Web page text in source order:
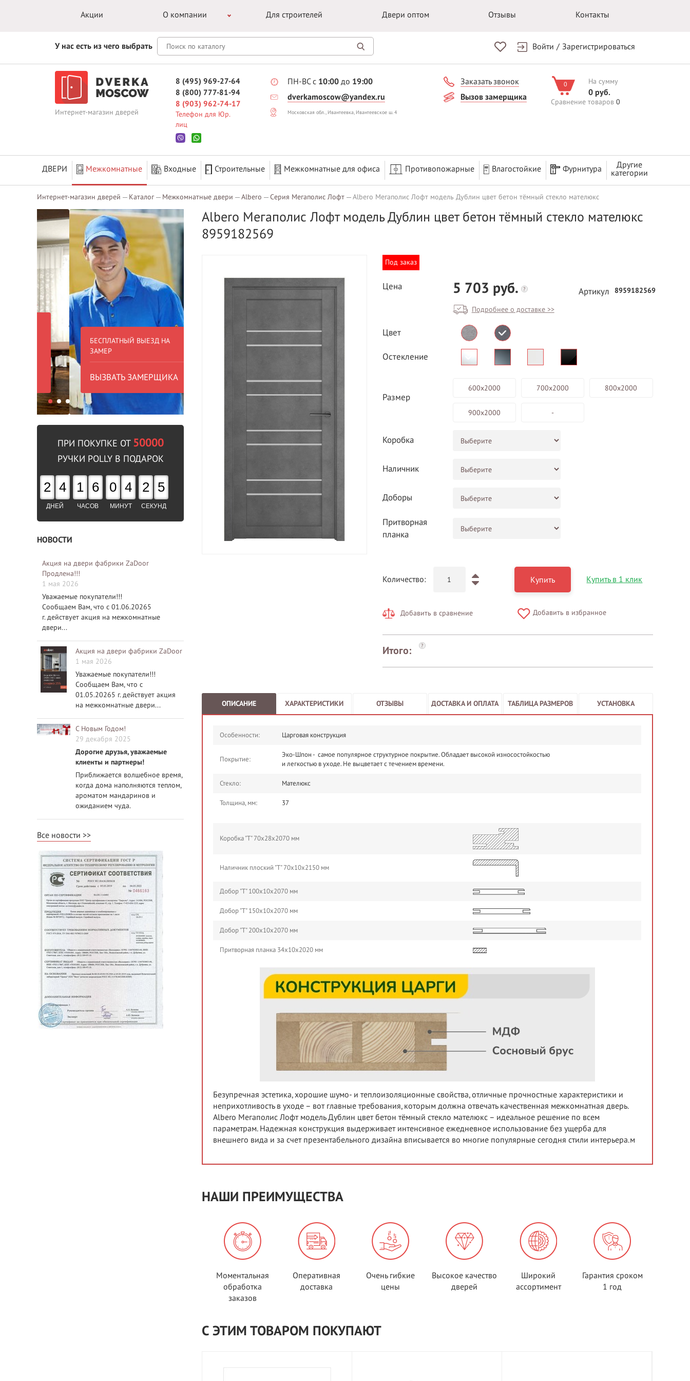
Акции О компании Для строителей Двери оптом Отзывы Контакты
У нас есть из чего выбрать Войти / Зарегистрироваться
Интернет-магазин дверей
8 (495) 969-27-64
8 (800) 777-81-94
8 (903) 962-74-17
Телефон для Юр.
лиц
ПН-ВС с 10:00 до 19:00
dverkamoscow@yandex.ru
Московская обл., Ивантеевка, Ивантеевское ш. 4
Заказать звонок
Вызов замерщика
0 На сумму
0 руб.
Сравнение товаров 0
ДВЕРИ Межкомнатные Входные Строительные Межкомнатные для офиса Противопожарные Влагостойкие Фурнитура
Другие
категории
Интернет-магазин дверей Каталог Межкомнатные двери Albero Серия Мегаполис Лофт Albero Мегаполис Лофт модель Дублин цвет бетон тёмный стекло мателюкс
БЕСПЛАТНЫЙ ВЫЕЗД НА
ЗАМЕР
ВЫЗВАТЬ ЗАМЕРЩИКА В пределах МКАД
Двери фабрики
БЕСПЛАТНЫЙ ВЫЕЗД НА
ЗАМЕР
ПРИ ПОКУПКЕ ОТ 50000
РУЧКИ POLLY В ПОДАРОК
2 4
ДНЕЙ
1 6
ЧАСОВ
0 4
МИНУТ
2 4
СЕКУНД
НОВОСТИ
Акция на двери фабрики ZaDoor
Продлена!!!
1 мая 2026
Уважаемые покупатели!!!
Сообщаем Вам, что с 01.06.20265
г. действует акция на межкомнатные
двери...
Акция на двери фабрики ZaDoor
1 мая 2026
Уважаемые покупатели!!!
Сообщаем Вам, что с
01.05.20265 г. действует акция
на межкомнатные двери...
С Новым Годом!
29 декабря 2025
Дорогие друзья, уважаемые
клиенты и партнеры!
Приближается волшебное время,
когда дома наполняются теплом,
ароматом мандаринов и
ожиданием чуда.
Все новости
Albero Мегаполис Лофт модель Дублин цвет бетон тёмный стекло мателюкс
8959182569
Под заказ
Цена 5 703 руб. ?
Подробнее о доставке >>
Артикул 8959182569
Цвет
Остекление
Размер
600х2000 700х2000 800х2000
900х2000 -
Коробка
Наличник
Доборы
Притворная
планка
Количество: Купить Купить в 1 клик
Добавить в сравнение Добавить в избранное
Итого: ?
ОПИСАНИЕ ХАРАКТЕРИСТИКИ ОТЗЫВЫ ДОСТАВКА И ОПЛАТА ТАБЛИЦА РАЗМЕРОВ УСТАНОВКА
Особенности: Царговая конструкция
Покрытие:
Эко-Шпон - самое популярное структурное покрытие. Обладает высокой износостойкостью
и легкостью в уходе. Не выцветает с течением времени.
Стекло: Мателюкс
Толщина, мм: 37
Коробка "Т" 70х28х2070 мм
Наличник плоский "Т" 70х10х2150 мм
Добор "Т" 100х10х2070 мм
Добор "Т" 150х10х2070 мм
Добор "Т" 200х10х2070 мм
Притворная планка 34х10х2020 мм
Безупречная эстетика, хорошие шумо- и теплоизоляционные свойства, отличные прочностные характеристики и
неприхотливость в уходе – вот главные требования, которым должна отвечать качественная межкомнатная дверь.
Albero Мегаполис Лофт модель Дублин цвет бетон тёмный стекло мателюкс – идеальное решение по всем
параметрам. Надежная конструкция выдерживает интенсивное ежедневное использование без ущерба для
внешнего вида и за счет презентабельного дизайна вписывается во многие популярные сегодня стили интерьера.м
НАШИ ПРЕИМУЩЕСТВА
Моментальная
обработка
заказов
Оперативная
доставка
Очень гибкие
цены
Высокое качество
дверей
Широкий
ассортимент
Гарантия сроком
1 год
С ЭТИМ ТОВАРОМ ПОКУПАЮТ